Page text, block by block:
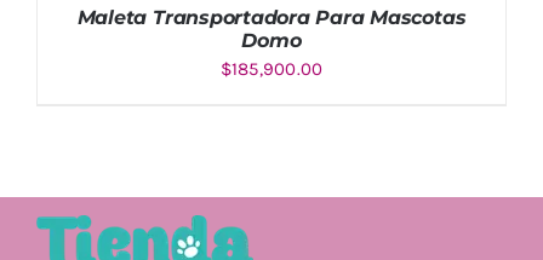
AÑADIR AL CARRITO
Maleta Transportadora Para Mascotas
Domo
$185,900.00